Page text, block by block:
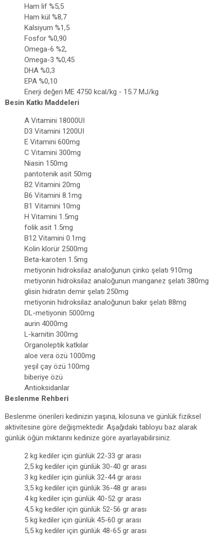
Ham lif %5,5
Ham kül %8,7
Kalsiyum %1,5
Fosfor %0,90
Omega-6 %2,
Omega-3 %0,45
DHA %0,3
EPA %0,10
Enerji değeri ME 4750 kcal/kg - 15.7 MJ/kg
Besin Katkı Maddeleri
A Vitamini 18000UI
D3 Vitamini 1200UI
E Vitamini 600mg
C Vitamini 300mg
Niasin 150mg
pantotenik asit 50mg
B2 Vitamini 20mg
B6 Vitamini 8.1mg
B1 Vitamini 10mg
H Vitamini 1.5mg
folik asit 1.5mg
B12 Vitamini 0.1mg
Kolin klorür 2500mg
Beta-karoten 1.5mg
metiyonin hidroksilaz analoğunun çinko şelatı 910mg
metiyonin hidroksilaz analoğunun manganez şelatı 380mg
glisin hidratın demir şelatı 250mg
metiyonin hidroksilaz analoğunun bakır şelatı 88mg
DL-metiyonin 5000mg
aurin 4000mg
L-karnitin 300mg
Organoleptik katkılar
aloe vera özü 1000mg
yeşil çay özü 100mg
biberiye özü
Antioksidanlar
Beslenme Rehberi
Beslenme önerileri kedinizin yaşına, kilosuna ve günlük fiziksel
aktivitesine göre değişmektedir. Aşağıdaki tabloyu baz alarak
günlük öğün miktarını kedinize göre ayarlayabilirsiniz.
2 kg kediler için günlük 22-33 gr arası
2,5 kg kediler için günlük 30-40 gr arası
3 kg kediler için günlük 32-44 gr arası
3,5 kg kediler için günlük 36-48 gr arası
4 kg kediler için günlük 40-52 gr arası
4,5 kg kediler için günlük 52-56 gr arası
5 kg kediler için günlük 45-60 gr arası
5,5 kg kediler için günlük 48-65 gr arası